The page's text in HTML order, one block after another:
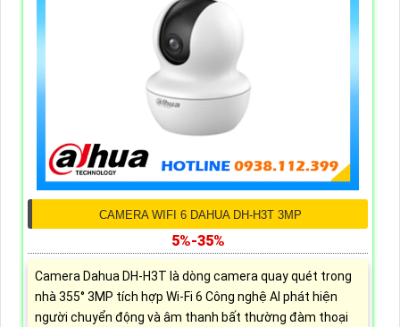
CAMERA WIFI 6 DAHUA DH-H3T 3MP
5%-35%
Camera Dahua DH-H3T là dòng camera quay quét trong
nhà 355° 3MP tích hợp Wi-Fi 6 Công nghệ AI phát hiện
người chuyển động và âm thanh bất thường đàm thoại